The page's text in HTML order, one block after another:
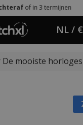
NL / €
mooiste